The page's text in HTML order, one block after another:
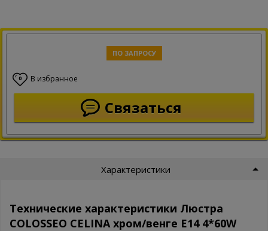
ПО ЗАПРОСУ
0 В избранное
Связаться
Характеристики
Технические характеристики Люстра
COLOSSEO CELINA хром/венге E14 4*60W